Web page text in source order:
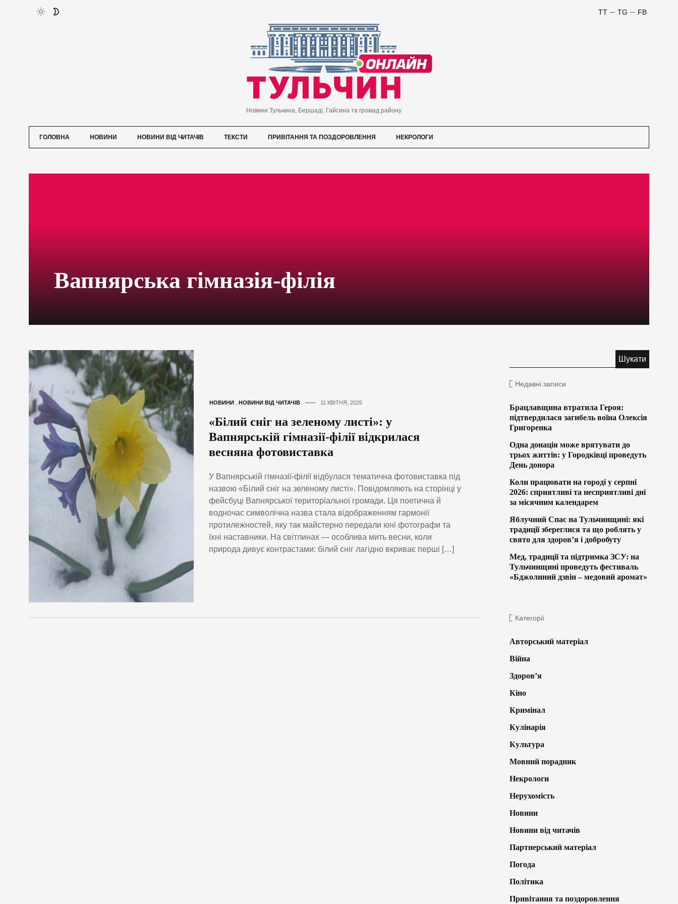
FB
TG
TT
Новини Тульчина, Бершаді, Гайсина та громад району
ГОЛОВНА НОВИНИ НОВИНИ ВІД ЧИТАЧІВ ТЕКСТИ ПРИВІТАННЯ ТА ПОЗДОРОВЛЕННЯ НЕКРОЛОГИ
Вапнярська гімназія-філія
НОВИНИ , НОВИНИ ВІД ЧИТАЧІВ 11 КВІТНЯ, 2025
«Білий сніг на зеленому листі»: у
Вапнярській гімназії-філії відкрилася
весняна фотовиставка
У Вапнярській гімназії-філії відбулася тематична фотовиставка під
назвою «Білий сніг на зеленому листі». Повідомляють на сторінці у
фейсбуці Вапнярської територіальної громади. Ця поетична й
водночас символічна назва стала відображенням гармонії
протилежностей, яку так майстерно передали юні фотографи та
їхні наставники. На світлинах — особлива мить весни, коли
природа дивує контрастами: білий сніг лагідно вкриває перші […]
Недавні записи
Брацлавщина втратила Героя:
підтвердилася загибель воїна Олексія
Григоренка
Одна донація може врятувати до
трьох життів: у Городківці проведуть
День донора
Коли працювати на городі у серпні
2026: сприятливі та несприятливі дні
за місячним календарем
Яблучний Спас на Тульчинщині: які
традиції збереглися та що роблять у
свято для здоров’я і добробуту
Мед, традиції та підтримка ЗСУ: на
Тульчинщині проведуть фестиваль
«Бджолиний дзвін – медовий аромат»
Категорії
Авторський матеріал
Війна
Здоров’я
Кіно
Кримінал
Кулінарія
Культура
Мовний порадник
Некрологи
Нерухомість
Новини
Новини від читачів
Партнерський матеріал
Погода
Політика
Привітання та поздоровлення